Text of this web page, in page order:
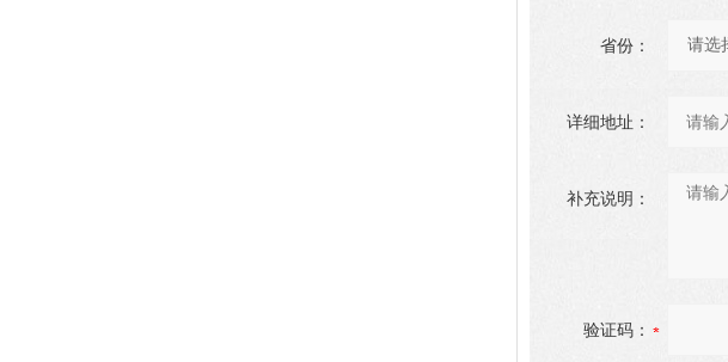
省份：
详细地址：
补充说明：
验证码：